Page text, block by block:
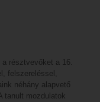
résztvevőket a 16.
felszereléssel,
néhány alapvető
tanult mozdulatok